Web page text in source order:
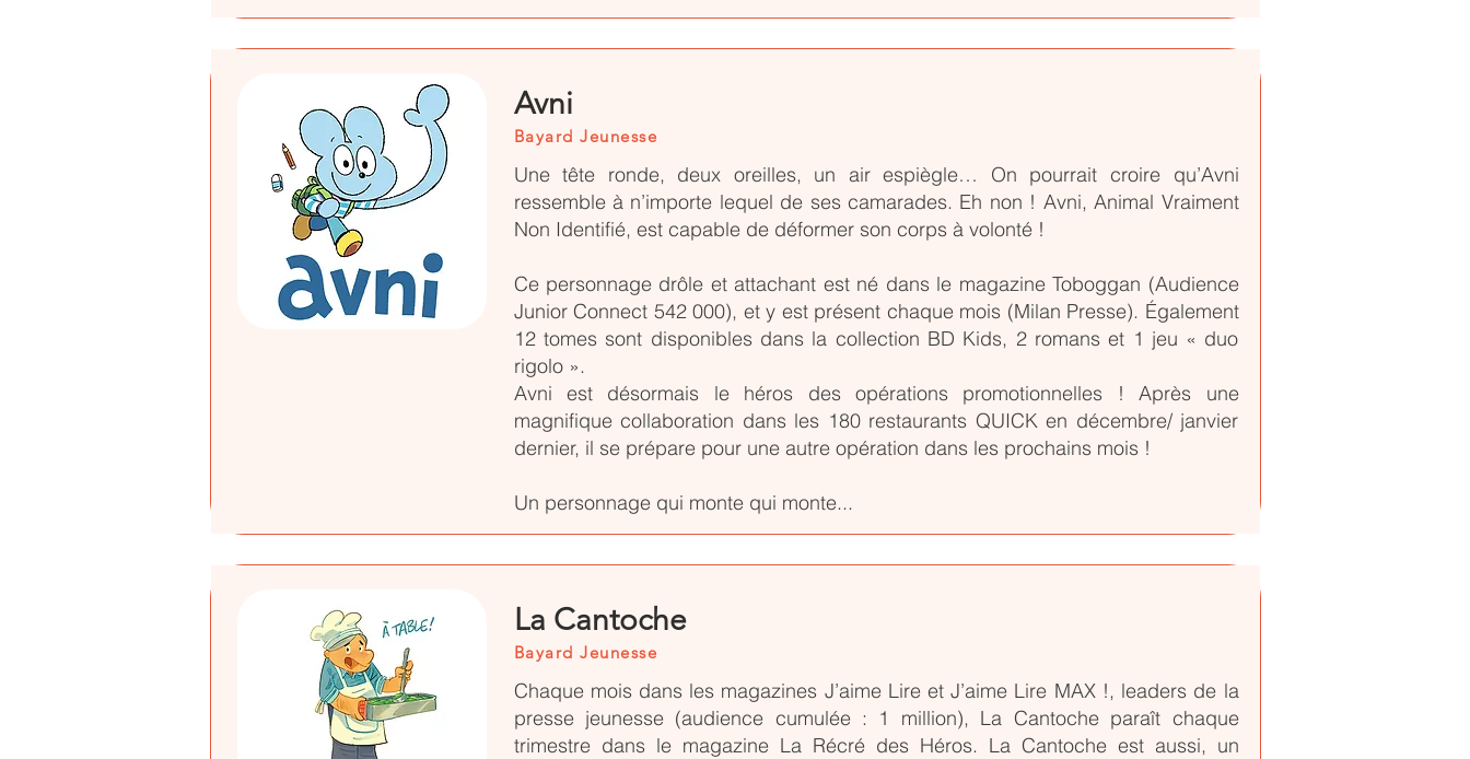
Avni
Bayard Jeunesse
Une tête ronde, deux oreilles, un air espiègle… On pourrait croire qu’Avni
ressemble à n’importe lequel de ses camarades. Eh non ! Avni, Animal Vraiment
Non Identifié, est capable de déformer son corps à volonté !
Ce personnage drôle et attachant est né dans le magazine Toboggan (Audience
Junior Connect 542 000), et y est présent chaque mois (Milan Presse). Également
12 tomes sont disponibles dans la collection BD Kids, 2 romans et 1 jeu « duo
rigolo ».
Avni est désormais le héros des opérations promotionnelles ! Après une
magnifique collaboration dans les 180 restaurants QUICK en décembre/ janvier
dernier, il se prépare pour une autre opération dans les prochains mois !
Un personnage qui monte qui monte...
La Cantoche
Bayard Jeunesse
Chaque mois dans les magazines J’aime Lire et J’aime Lire MAX !, leaders de la
presse jeunesse (audience cumulée : 1 million), La Cantoche paraît chaque
trimestre dans le magazine La Récré des Héros. La Cantoche est aussi, un